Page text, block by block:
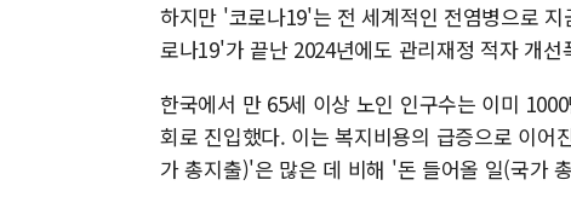
하지만 '코로나19'는 전 세계적인 전염병으로
로나19'가 끝난 2024년에도 관리재정 적자 개
한국에서 만 65세 이상 노인 인구수는 이미
회로 진입했다. 이는 복지비용의 급증으로 이
가 총지출)'은 많은 데 비해 '돈 들어올 일(국가